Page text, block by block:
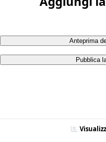
Anteprima
Pubblica